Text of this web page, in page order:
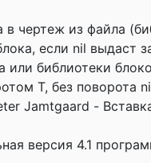
в чертеж из файла
если nil выдаст
или библиотеки
T, без поворота
Jamtgaard -
версия 4.1